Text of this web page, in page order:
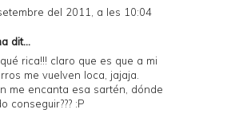
del 2011, a les 10:04
dit...
rica!!! claro que es que a mi
me vuelven loca, jajaja.
me encanta esa sartén, dónde
conseguir??? :P